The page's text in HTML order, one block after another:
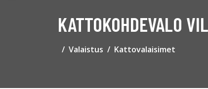
KATTOKOHDEVALO
Valaistus Kattovalaisimet